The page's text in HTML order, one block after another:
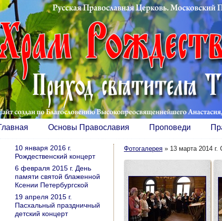
Основы Православия Проповеди
Фотогалерея » 13 марта 2014 г.
10 января 2016 г.
Рождественский концерт
6 февраля 2015 г. День
памяти святой блаженной
Ксении Петербургской
19 апреля 2015 г.
Пасхальный праздничный
детский концерт